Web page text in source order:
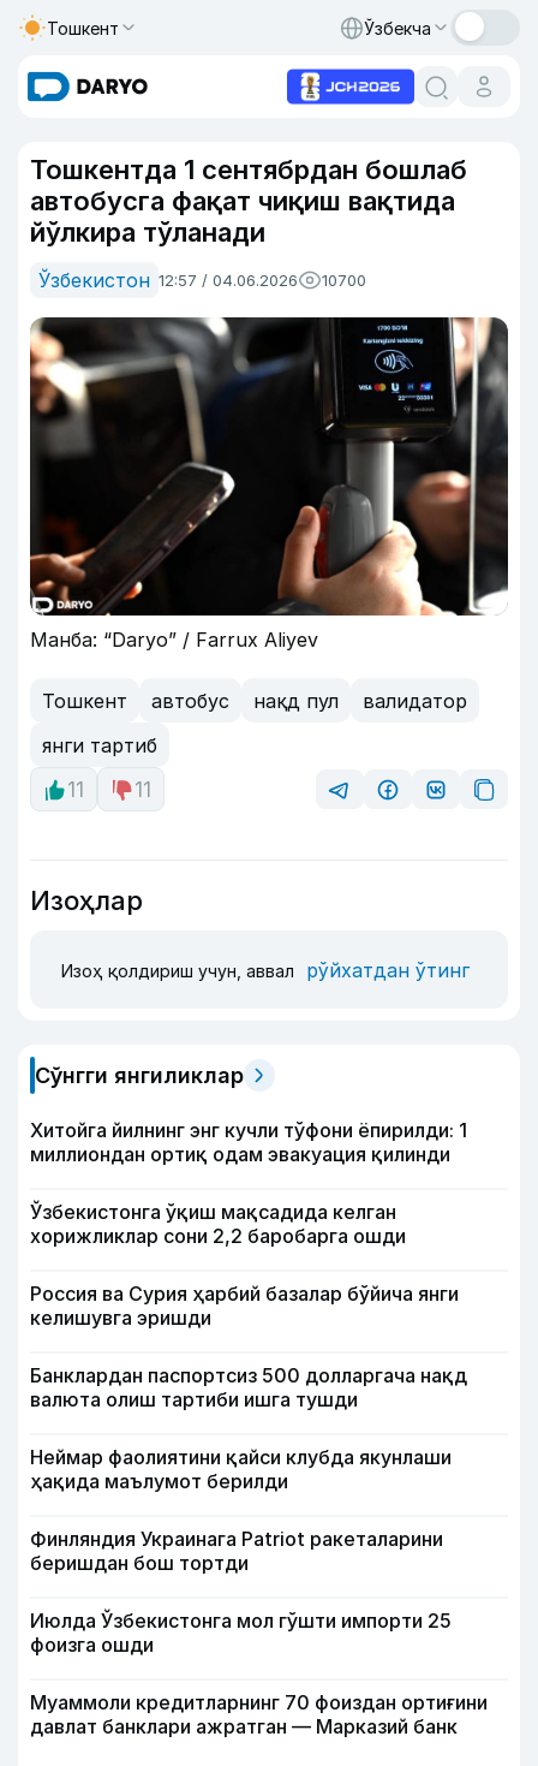
Тошкент Ўзбекча
Тошкентда 1 сентябрдан бошлаб
автобусга фақат чиқиш вақтида
йўлкира тўланади
Ўзбекистон 12:57 / 04.06.2026 10700
Манба: “Daryo” / Farrux Aliyev
Тошкент автобус нақд пул
валидатор
янги тартиб
11
11
Изоҳлар
Изоҳ қолдириш учун, аввал рўйхатдан ўтинг
Сўнгги янгиликлар
Хитойга йилнинг энг кучли тўфони ёпирилди: 1
миллиондан ортиқ одам эвакуация қилинди
Ўзбекистонга ўқиш мақсадида келган
хорижликлар сони 2,2 баробарга ошди
Россия ва Сурия ҳарбий базалар бўйича янги
келишувга эришди
Банклардан паспортсиз 500 долларгача нақд
валюта олиш тартиби ишга тушди
Неймар фаолиятини қайси клубда якунлаши
ҳақида маълумот берилди
Финляндия Украинага Patriot ракеталарини
беришдан бош тортди
Июлда Ўзбекистонга мол гўшти импорти 25
фоизга ошди
Муаммоли кредитларнинг 70 фоиздан ортиғини
давлат банклари ажратган — Марказий банк